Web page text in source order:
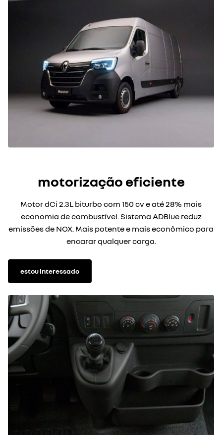
motorização eficiente
Motor dCi 2.3L biturbo com 150 cv e até 28% mais
economia de combustível. Sistema ADBlue reduz
emissões de NOX. Mais potente e mais econômico para
encarar qualquer carga.
estou interessado